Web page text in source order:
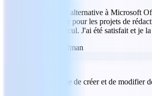
J'ai aimé cette alternative à Microsoft
facile à utiliser pour les projets de
feuilles de calcul. J'ai été satisfait et je la
Ryan Hoffman
Il est très facile de créer et de modifier